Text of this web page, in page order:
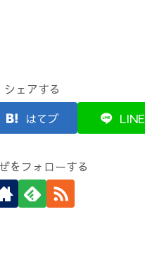
シェアする
はてブ LINE
をフォローする